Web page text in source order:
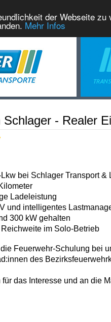
der Webseite
Mehr Infos
Schlager - Realer
bei Schlager Transport &
Ladeleistung
und intelligentes
300 kW gehalten
im Solo-Betrieb
Feuerwehr-Schulung bei
des
das Interesse und an die